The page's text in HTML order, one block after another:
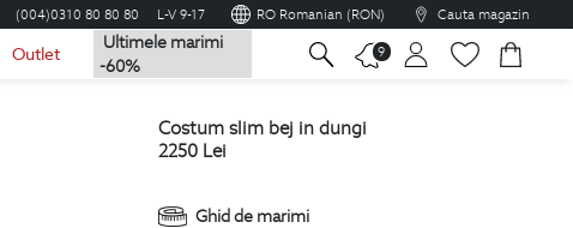
(004)0310 80 80 80 L-V 9-17 RO Romanian (RON) Cauta magazin
Outlet
Ultimele marimi
-60%
9
Romana
costum slim bej in dungi
2250 Lei
Ghid de marimi